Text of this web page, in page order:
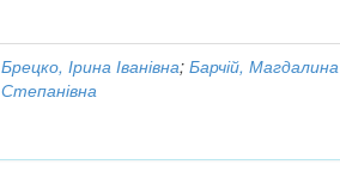
Брецко, Ірина Іванівна;Барчій, Магдалина
Степанівна